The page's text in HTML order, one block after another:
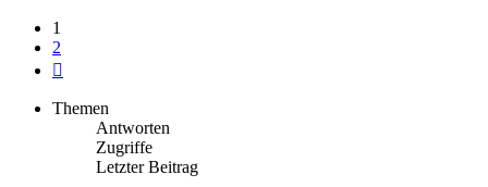
1
2
Themen
Antworten
Zugriffe
Letzter Beitrag